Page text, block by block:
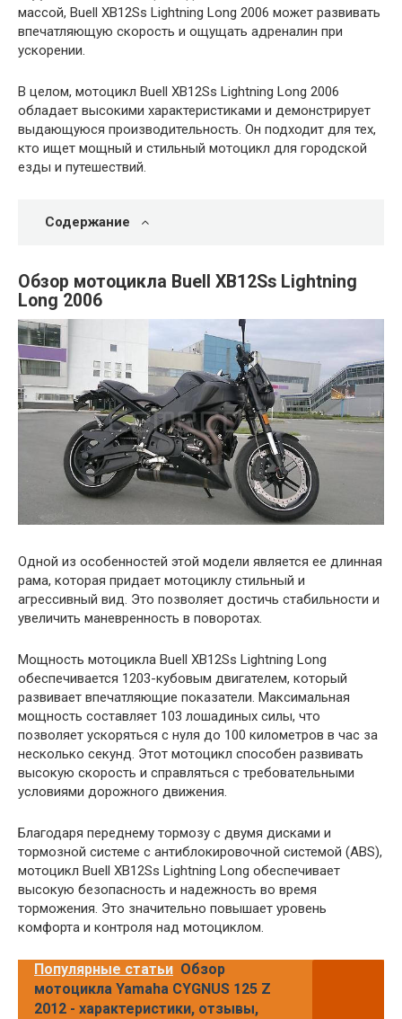
массой, Buell XB12Ss Lightning Long 2006 может развивать
впечатляющую скорость и ощущать адреналин при
ускорении.
В целом, мотоцикл Buell XB12Ss Lightning Long 2006
обладает высокими характеристиками и демонстрирует
выдающуюся производительность. Он подходит для тех,
кто ищет мощный и стильный мотоцикл для городской
езды и путешествий.
Содержание
Обзор мотоцикла Buell XB12Ss Lightning
Long 2006
Одной из особенностей этой модели является ее длинная
рама, которая придает мотоциклу стильный и
агрессивный вид. Это позволяет достичь стабильности и
увеличить маневренность в поворотах.
Мощность мотоцикла Buell XB12Ss Lightning Long
обеспечивается 1203-кубовым двигателем, который
развивает впечатляющие показатели. Максимальная
мощность составляет 103 лошадиных силы, что
позволяет ускоряться с нуля до 100 километров в час за
несколько секунд. Этот мотоцикл способен развивать
высокую скорость и справляться с требовательными
условиями дорожного движения.
Благодаря переднему тормозу с двумя дисками и
тормозной системе с антиблокировочной системой (ABS),
мотоцикл Buell XB12Ss Lightning Long обеспечивает
высокую безопасность и надежность во время
торможения. Это значительно повышает уровень
комфорта и контроля над мотоциклом.
Популярные статьи Обзор
мотоцикла Yamaha CYGNUS 125 Z
2012 - характеристики, отзывы,